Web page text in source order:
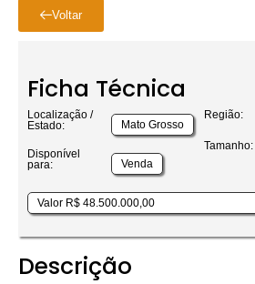
Voltar
Ficha Técnica
Localização /
Estado:
Mato Grosso
Região:
Disponível
para:
Venda
Tamanho:
Valor R$ 48.500.000,00
Descrição